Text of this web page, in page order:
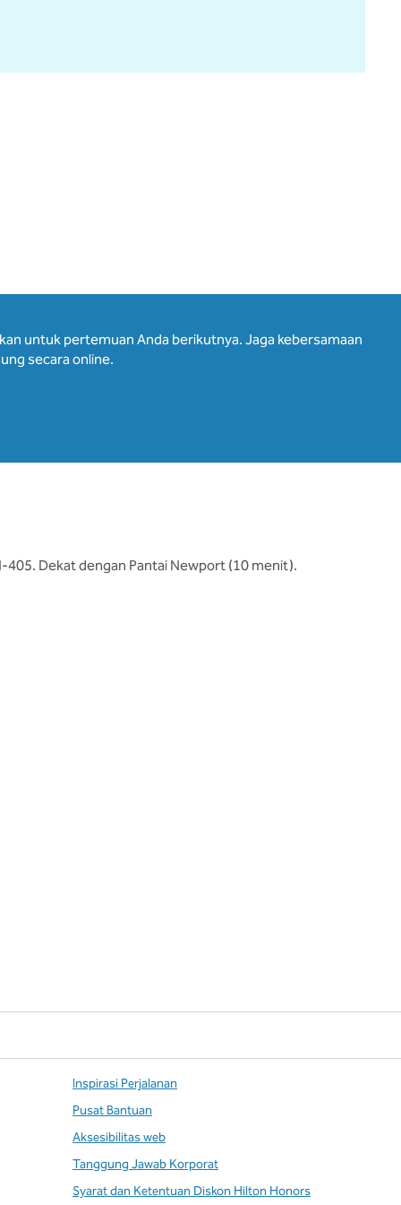
untuk pertemuan Anda berikutnya. Jaga kebersamaan
secara online.
405. Dekat dengan Pantai Newport (10 menit).
Inspirasi Perjalanan
Pusat Bantuan
Aksesibilitas web
Tanggung Jawab Korporat
Syarat dan Ketentuan Diskon Hilton Honors